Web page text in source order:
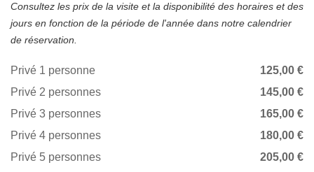
Consultez les prix de la visite et la disponibilité des horaires et des
jours en fonction de la période de l'année dans notre calendrier
de réservation.
Privé 1 personne
125,00 €
Privé 2 personnes
145,00 €
Privé 3 personnes
165,00 €
Privé 4 personnes
180,00 €
Privé 5 personnes
205,00 €